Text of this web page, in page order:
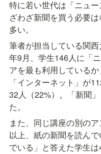
特に若い世代は「ニュ
ざわざ新聞を買う必要
多い。
筆者が担当している関
年9月、学生146人に「
アを最も利用しているか
「インターネット」が
32人（22%）。「新聞
た。
また、同じ講座の別の
以上、紙の新聞を読ん
でいる」と答えた学生は